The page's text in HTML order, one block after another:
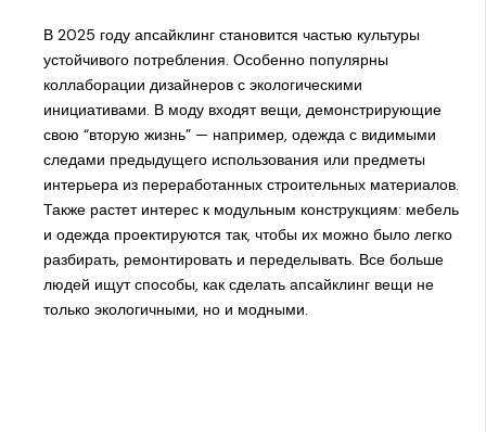
В 2025 году апсайклинг становится частью культуры
устойчивого потребления. Особенно популярны
коллаборации дизайнеров с экологическими
инициативами. В моду входят вещи, демонстрирующие
свою “вторую жизнь” — например, одежда с видимыми
следами предыдущего использования или предметы
интерьера из переработанных строительных материалов.
Также растет интерес к модульным конструкциям: мебель
и одежда проектируются так, чтобы их можно было легко
разбирать, ремонтировать и переделывать. Все больше
людей ищут способы, как сделать апсайклинг вещи не
только экологичными, но и модными.